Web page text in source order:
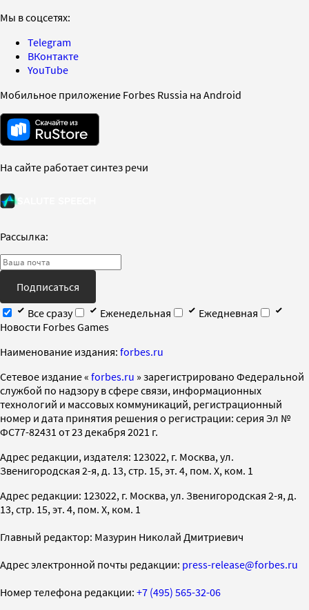
Мы в соцсетях:
Telegram
ВКонтакте
YouTube
Мобильное приложение Forbes Russia на Android
На сайте работает синтез речи
Рассылка:
Подписаться
Все сразу
Еженедельная
Ежедневная
Новости Forbes Games
Наименование издания: forbes.ru
Cетевое издание « forbes.ru » зарегистрировано Федеральной
службой по надзору в сфере связи, информационных
технологий и массовых коммуникаций, регистрационный
номер и дата принятия решения о регистрации: серия Эл №
ФС77-82431 от 23 декабря 2021 г.
Адрес редакции, издателя: 123022, г. Москва, ул.
Звенигородская 2-я, д. 13, стр. 15, эт. 4, пом. X, ком. 1
Адрес редакции: 123022, г. Москва, ул. Звенигородская 2-я, д.
13, стр. 15, эт. 4, пом. X, ком. 1
Главный редактор: Мазурин Николай Дмитриевич
Адрес электронной почты редакции: press-release@forbes.ru
Номер телефона редакции: +7 (495) 565-32-06